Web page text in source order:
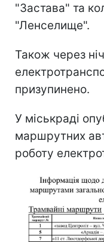
"Застава" та
"Ленселище".
Також через
призупинено.
У міськраді
маршрутних
роботу